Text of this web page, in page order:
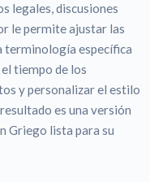
legales, discusiones
le permite ajustar las
terminología específica
tiempo de los
y personalizar el estilo
es una versión
Griego lista para su